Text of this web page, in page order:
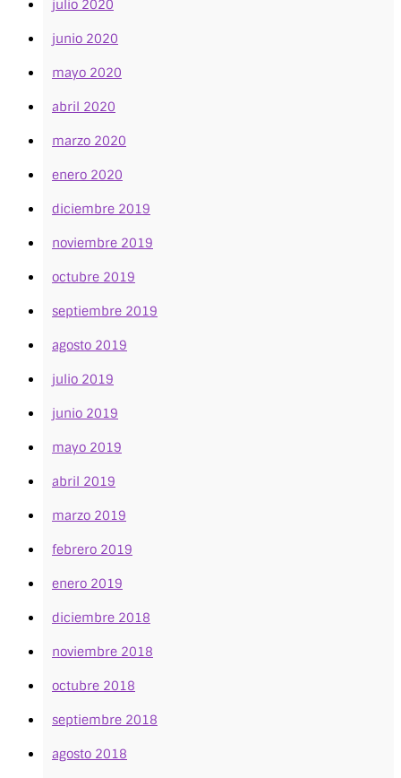
julio 2020
junio 2020
mayo 2020
abril 2020
marzo 2020
enero 2020
diciembre 2019
noviembre 2019
octubre 2019
septiembre 2019
agosto 2019
julio 2019
junio 2019
mayo 2019
abril 2019
marzo 2019
febrero 2019
enero 2019
diciembre 2018
noviembre 2018
octubre 2018
septiembre 2018
agosto 2018